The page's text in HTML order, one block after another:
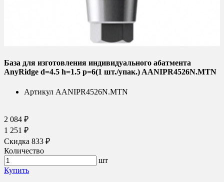
База для изготовления индивидуального абатмента
AnyRidge d=4.5 h=1.5 p=6(1 шт./упак.) AANIPR4526N.MTN
Артикул AANIPR4526N.MTN
2 084 ₽
1 251 ₽
Скидка 833 ₽
Количество
шт
Купить